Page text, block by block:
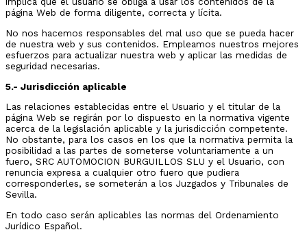
página Web de forma diligente, correcta y lícita.
No nos hacemos responsables del mal uso que se pueda hacer
de nuestra web y sus contenidos. Empleamos nuestros mejores
esfuerzos para actualizar nuestra web y aplicar las medidas de
seguridad necesarias.
5.- Jurisdicción aplicable
Las relaciones establecidas entre el Usuario y el titular de la
página Web se regirán por lo dispuesto en la normativa vigente
acerca de la legislación aplicable y la jurisdicción competente.
No obstante, para los casos en los que la normativa permita la
posibilidad a las partes de someterse voluntariamente a un
fuero, SRC AUTOMOCION BURGUILLOS SLU y el Usuario, con
renuncia expresa a cualquier otro fuero que pudiera
corresponderles, se someterán a los Juzgados y Tribunales de
Sevilla.
En todo caso serán aplicables las normas del Ordenamiento
Jurídico Español.